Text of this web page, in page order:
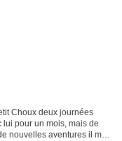
Choux deux journées
pour un mois, mais de
nouvelles aventures il m'a